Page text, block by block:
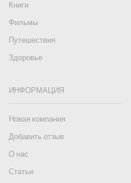
Книги
Фильмы
Путешествия
Здоровье
ИНФОРМАЦИЯ
Новая компания
Добавить отзыв
О нас
Статьи